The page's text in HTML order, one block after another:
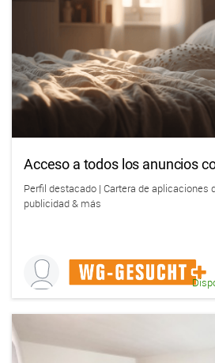
Acceso a todos los anuncios
Perfil destacado | Cartera de aplicaciones
publicidad & más